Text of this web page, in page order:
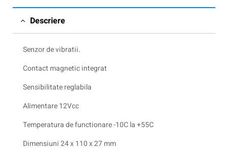
Descriere
Senzor de vibratii.
Contact magnetic integrat
Sensibilitate reglabila
Alimentare 12Vcc
Temperatura de functionare -10C la +55C
Dimensiuni 24 x 110 x 27 mm